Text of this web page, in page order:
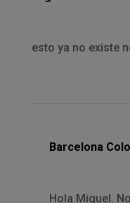
esto ya no existe
Barcelona
Hola Miguel.